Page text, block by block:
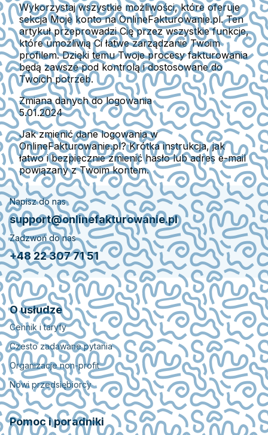
Wykorzystaj wszystkie możliwości, które oferuje
sekcja Moje konto na OnlineFakturowanie.pl. Ten
artykuł przeprowadzi Cię przez wszystkie funkcje,
które umożliwią Ci łatwe zarządzanie Twoim
profilem. Dzięki temu Twoje procesy fakturowania
będą zawsze pod kontrolą i dostosowane do
Twoich potrzeb.
Zmiana danych do logowania
5.01.2024
Jak zmienić dane logowania w
OnlineFakturowanie.pl? Krótka instrukcja, jak
łatwo i bezpiecznie zmienić hasło lub adres e-mail
powiązany z Twoim kontem.
Napisz do nas
support@onlinefakturowanie.pl
Zadzwoń do nas
+48 22 307 71 51
O usłudze
Cennik i taryfy
Czesto zadawane pytania
Organizacje non-profit
Nowi przedsiębiorcy
Pomoc i poradniki